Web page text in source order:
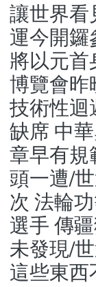
Statistics
讓世界看
運今開
將以元首
博覽會昨
技術性迴
缺席 中
章早有規
頭一遭/
次 法輪
選手 傳
未發現/
這些東西